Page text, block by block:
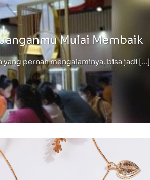
Mulai Membaik
pernah mengalaminya, bisa jadi [...]